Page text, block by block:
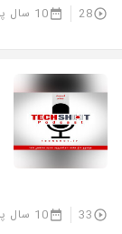
28 10 سال پیش
33 10 سال پیش